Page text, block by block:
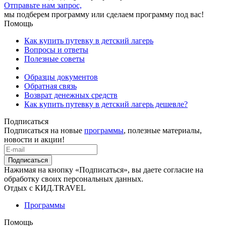
Отправьте нам запрос,
мы подберем программу или сделаем программу под вас!
Помощь
Как купить путевку в детский лагерь
Вопросы и ответы
Полезные советы
Образцы документов
Обратная связь
Возврат денежных средств
Как купить путевку в детский лагерь дешевле?
Подписаться
Подписаться на новые программы, полезные материалы,
новости и акции!
Подписаться
Нажимая на кнопку «Подписаться», вы даете согласие на
обработку своих персональных данных.
Отдых с КИД.TRAVEL
Программы
Помощь